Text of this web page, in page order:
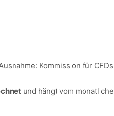
Kommission für
und hängt vom